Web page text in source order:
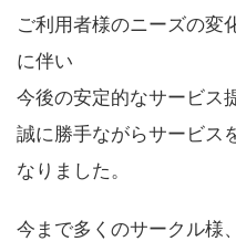
ご利用者様のニーズの変
に伴い
今後の安定的なサービス
誠に勝手ながらサービス
なりました。
今まで多くのサークル様